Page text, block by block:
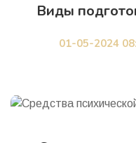
Виды
01-05-2024